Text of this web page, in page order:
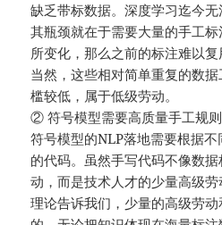
缺乏带标数据。深度学习迄今无
其瓶颈就在于需要大量的手工
所变化，那么之前的标注难以复
当然，这些相对简单重复的数
槛较低，属于低级劳动。
② 符号模型需要高质量手工规
符号模型的NLP落地需要根据
的代码。虽然手写代码不像数
动，而是技术人才的少量高级
理论告诉我们，少量的高级劳